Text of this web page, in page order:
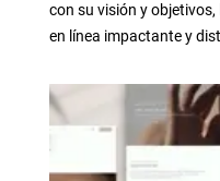
con su visión y
en línea impactante y